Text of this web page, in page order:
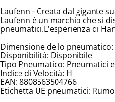
Laufenn - Creata dal gigante
Laufenn è un marchio che si
pneumatici.L'esperienza di
Dimensione dello pneumatico:
Disponibilità: Disponibile
Tipo Pneumatico: Pneumatici
Indice di Velocità: H
EAN: 8808563504766
Etichetta UE pneumatici: